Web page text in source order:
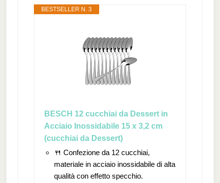
BESTSELLER N. 3
BESCH 12 cucchiai da Dessert in
Acciaio Inossidabile 15 x 3,2 cm
(cucchiai da Dessert)
🍴 Confezione da 12 cucchiai,
materiale in acciaio inossidabile di alta
qualità con effetto specchio.